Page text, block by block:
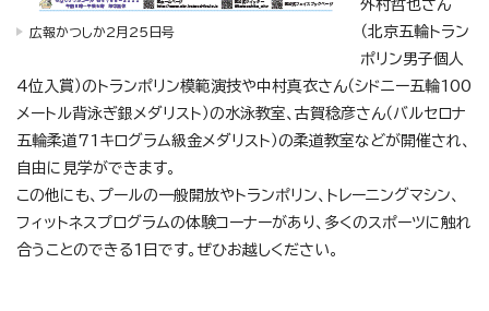
広報かつしか2月25日号
外村哲也さん
（北京五輪トラン
ポリン男子個人
4位入賞）のトランポリン模範演技や中村真衣さん（シドニー五輪100
メートル背泳ぎ銀メダリスト）の水泳教室、古賀稔彦さん（バルセロナ
五輪柔道71キログラム級金メダリスト）の柔道教室などが開催され、
自由に見学ができます。
この他にも、プールの一般開放やトランポリン、トレーニングマシン、
フィットネスプログラムの体験コーナーがあり、多くのスポーツに触れ
合うことのできる1日です。ぜひお越しください。